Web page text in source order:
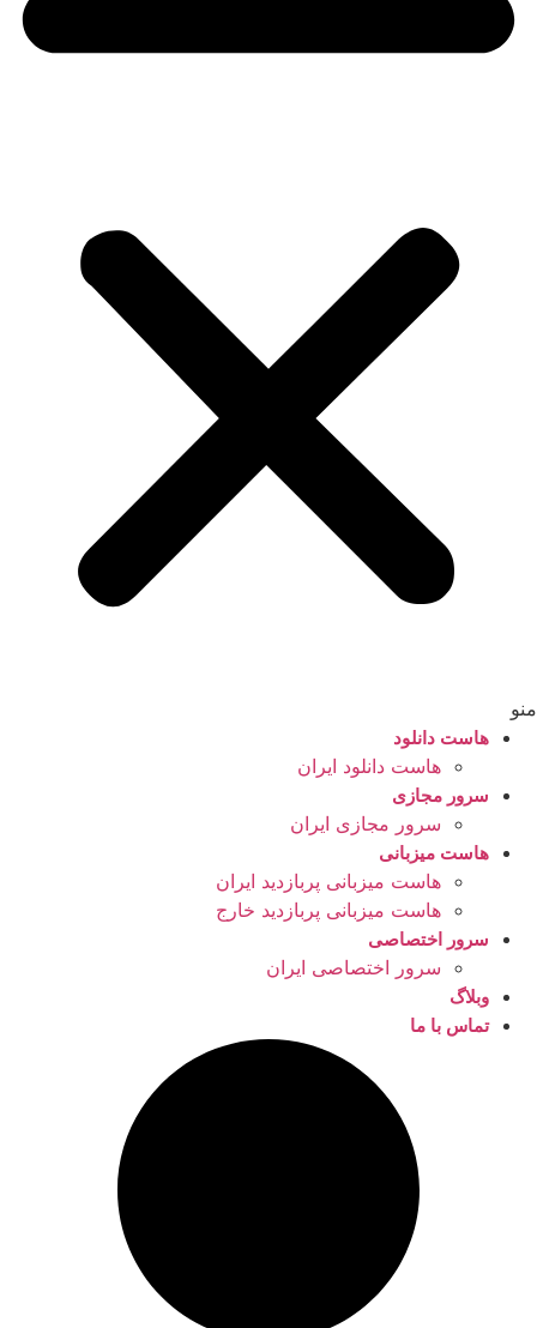
منو
هاست دانلود
هاست دانلود ایران
سرور مجازی
سرور مجازی ایران
هاست میزبانی
هاست میزبانی پربازدید ایران
هاست میزبانی پربازدید خارج
سرور اختصاصی
سرور اختصاصی ایران
وبلاگ
تماس با ما